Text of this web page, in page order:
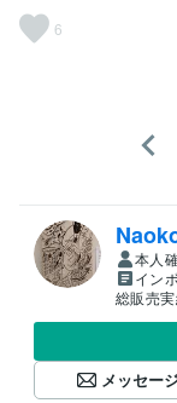
6
本人
イン
総販売
メッセー